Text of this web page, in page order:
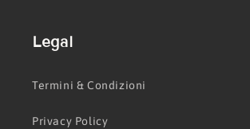
Legal
Termini & Condizioni
Privacy Policy